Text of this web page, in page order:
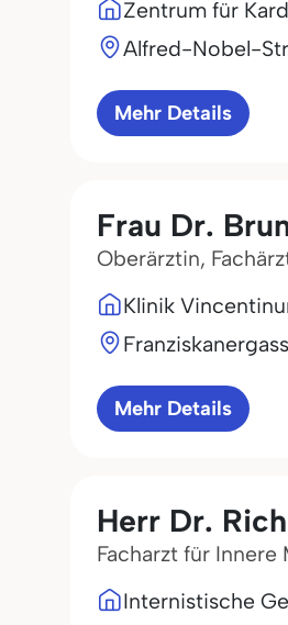
Zentrum für
Alfred-Nobel-
Mehr Details
Frau Dr.
Oberärztin,
Klinik
Mehr Details
Herr Dr.
Facharzt für
Internistische